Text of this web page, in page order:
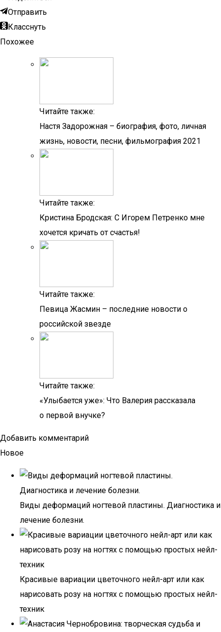
Отправить
Класснуть
Похожее
Читайте также:
Настя Задорожная – биография, фото, личная
жизнь, новости, песни, фильмография 2021
Читайте также:
Кристина Бродская: С Игорем Петренко мне
хочется кричать от счастья!
Читайте также:
Певица Жасмин – последние новости о
российской звезде
Читайте также:
«Улыбается уже»: Что Валерия рассказала
о первой внучке?
Добавить комментарий
Новое
Виды деформаций ногтевой пластины. Диагностика и
лечение болезни.
Красивые вариации цветочного нейл-арт или как
нарисовать розу на ногтях с помощью простых нейл-
техник